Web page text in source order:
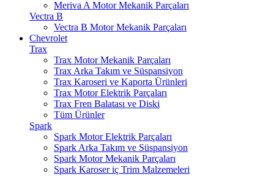
Meriva A Motor Mekanik Parçaları
Vectra B
Vectra B Motor Mekanik Parçaları
Chevrolet
Trax
Trax Motor Mekanik Parçaları
Trax Arka Takım ve Süspansiyon
Trax Karoseri ve Kaporta Ürünleri
Trax Motor Elektrik Parçaları
Trax Fren Balatası ve Diski
Tüm Ürünler
Spark
Spark Motor Elektrik Parçaları
Spark Arka Takım ve Süspansiyon
Spark Motor Mekanik Parçaları
Spark Karoser iç Trim Malzemeleri